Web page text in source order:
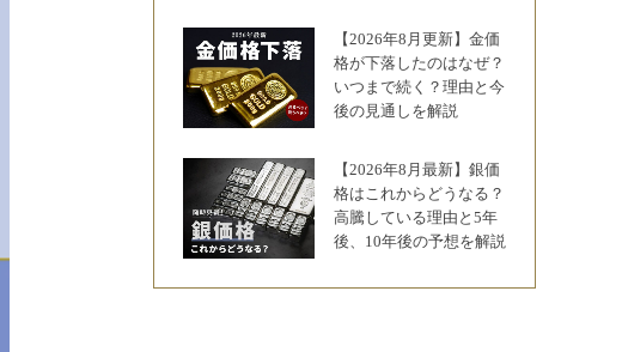
【2026年8月更新】金価
格が下落したのはなぜ？
いつまで続く？理由と今
後の見通しを解説
【2026年8月最新】銀価
格はこれからどうなる？
高騰している理由と5年
後、10年後の予想を解説